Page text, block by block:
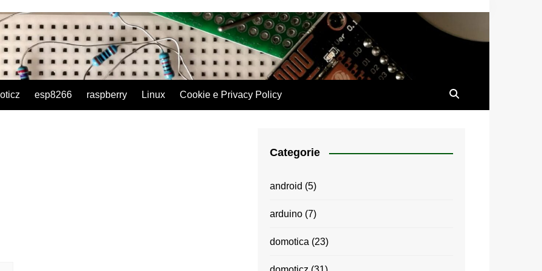
esp8266 raspberry Linux Cookie e Privacy Policy
Categorie
android (5)
arduino(7)
domotica (23)